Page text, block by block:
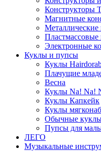
Конструкторы
Магнитные
Металлические
Пластмассовые
Электронные
Куклы и пупсы
Куклы
Плачущие
Весна
Куклы Na! Na!
Куклы Капкейк
Куклы
Обычные
Пупсы для
ЛЕГО
Музыкальные